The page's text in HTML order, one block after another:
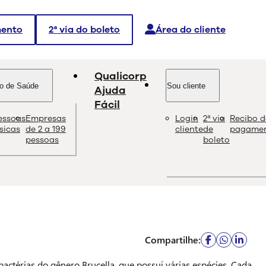
2ª via do boleto Área do cliente
de Saúde
Empresas
de 2 a 199
pessoas
Qualicorp
Ajuda
Fácil
Sou cliente
Login
cliente
2ª via
de
boleto
Recibo
e as melhores soluções sobre saúde e bem-estar.
Compartilhe: